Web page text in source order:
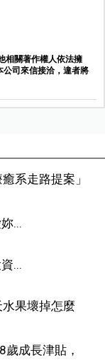
相關著作權人依法擁
公司來信接洽，違者將
系走路提案」
...
...
果壞掉怎麼
成長津貼，